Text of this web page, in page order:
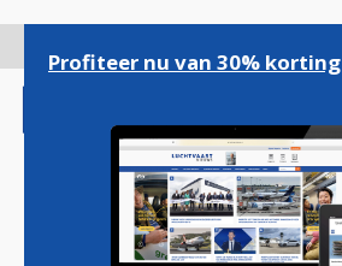
gaan
Profiteer nu van 30% korting